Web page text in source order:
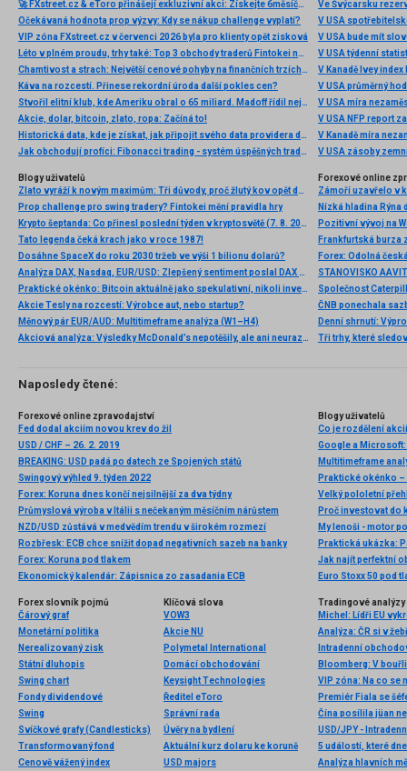
🚀 FXstreet.cz & eToro přinášejí exkluzivní akci: Získejte 6měsíční členství ve VIP zóně ZDARMA
Očekávaná hodnota prop výzvy: Kdy se nákup challenge vyplatí?
VIP zóna FXstreet.cz v červenci 2026 byla pro klienty opět zisková
Léto v plném proudu, trhy také: Top 3 obchody traderů Fintokei na indexech a zlatě
Chamtivost a strach: Největší cenové pohyby na finančních trzích (červenec 2026)
Káva na rozcestí. Přinese rekordní úroda další pokles cen?
Stvořil elitní klub, kde Ameriku obral o 65 miliard. Madoff řídil největší Ponzi dějin
Akcie, dolar, bitcoin, zlato, ropa: Začíná to!
Historická data, kde je získat, jak připojit svého data providera do MultiCharts a proč je budeme potřebovat? (4. díl)
Jak obchodují profíci: Fibonacci trading - systém úspěšných traderů
Ve Švýcarsku
V USA
V USA bude mít
V USA týdenní
V Kanadě Ivey index
V USA průměrný
V USA míra
V USA NFP report
V Kanadě míra
V USA zásoby
Blogy uživatelů
Zlato vyráží k novým maximům: Tři důvody, proč žlutý kov opět dominuje
Prop challenge pro swing tradery? Fintokei mění pravidla hry
Krypto šeptanda: Co přinesl poslední týden v kryptosvětě (7. 8. 2026)
Tato legenda čeká krach jako v roce 1987!
Dosáhne SpaceX do roku 2030 tržeb ve výši 1 bilionu dolarů?
Analýza DAX, Nasdaq, EUR/USD: Zlepšený sentiment poslal DAX na nová maxima
Praktické okénko: Bitcoin aktuálně jako spekulativní, nikoli investiční aktivum
Akcie Tesly na rozcestí: Výrobce aut, nebo startup?
Měnový pár EUR/AUD: Multitimeframe analýza (W1–H4)
Akciová analýza: Výsledky McDonald’s nepotěšily, ale ani neurazily. Jakou vizi společnost prezentovala?
Forexové online
Nízká hladina
Pozitivní vývoj na
Frankfurtská burza
Denní shrnutí:
Tři trhy, které
Naposledy čtené:
Forexové online zpravodajství
Fed dodal akciím novou krev do žil
USD / CHF – 26. 2. 2019
BREAKING: USD padá po datech ze Spojených států
Swingový výhled 9. týden 2022
Forex: Koruna dnes končí nejsilnější za dva týdny
Průmyslová výroba v Itálii s nečekaným měsíčním nárůstem
NZD/USD zůstává v medvědím trendu v širokém rozmezí
Rozbřesk: ECB chce snížit dopad negativních sazeb na banky
Forex: Koruna pod tlakem
Ekonomický kalendár: Zápisnica zo zasadania ECB
Blogy uživatelů
Co je rozdělení
Multitimeframe
Velký pololetní
Proč investovat do
My lenoši - motor
Praktická ukázka:
Jak najít perfektní
Euro Stoxx 50 pod
Forex slovník pojmů
Čárový graf
Monetární politika
Nerealizovaný zisk
Státní dluhopis
Swing chart
Fondy dividendové
Swing
Svíčkové grafy (Candlesticks)
Transformovaný fond
Cenově vážený index
Klíčová slova
VOW3
Akcie NU
Polymetal International
Domácí obchodování
Keysight Technologies
Ředitel eToro
Správní rada
Úvěry na bydlení
Aktuální kurz dolaru ke koruně
USD majors
Tradingové analýzy
Michel: Lídři EU
Analýza: ČR si v
Bloomberg: V
VIP zóna: Na co se
Čína posílila jüan
USD/JPY -
5 událostí, které
Analýza hlavních